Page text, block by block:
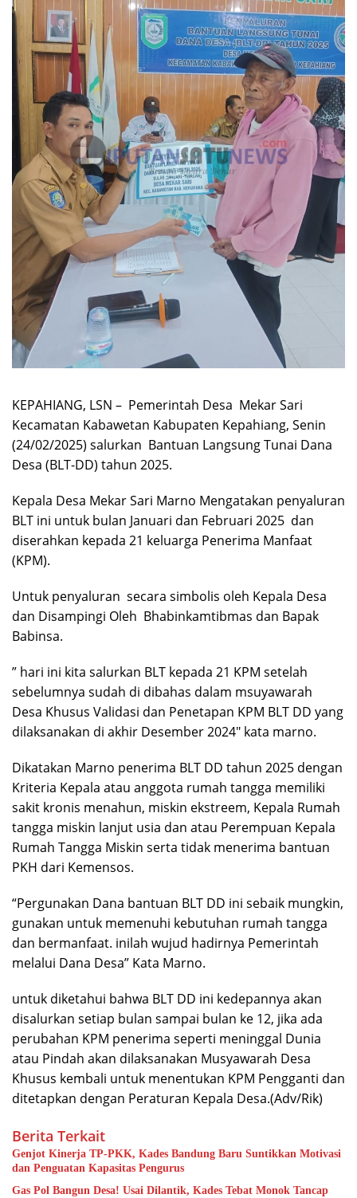
KEPAHIANG, LSN – Pemerintah Desa Mekar Sari
Kecamatan Kabawetan Kabupaten Kepahiang, Senin
(24/02/2025) salurkan Bantuan Langsung Tunai Dana
Desa (BLT-DD) tahun 2025.
Kepala Desa Mekar Sari Marno Mengatakan penyaluran
BLT ini untuk bulan Januari dan Februari 2025 dan
diserahkan kepada 21 keluarga Penerima Manfaat
(KPM).
Untuk penyaluran secara simbolis oleh Kepala Desa
dan Disampingi Oleh Bhabinkamtibmas dan Bapak
Babinsa.
” hari ini kita salurkan BLT kepada 21 KPM setelah
sebelumnya sudah di dibahas dalam msuyawarah
Desa Khusus Validasi dan Penetapan KPM BLT DD yang
dilaksanakan di akhir Desember 2024″ kata marno.
Dikatakan Marno penerima BLT DD tahun 2025 dengan
Kriteria Kepala atau anggota rumah tangga memiliki
sakit kronis menahun, miskin ekstreem, Kepala Rumah
tangga miskin lanjut usia dan atau Perempuan Kepala
Rumah Tangga Miskin serta tidak menerima bantuan
PKH dari Kemensos.
“Pergunakan Dana bantuan BLT DD ini sebaik mungkin,
gunakan untuk memenuhi kebutuhan rumah tangga
dan bermanfaat. inilah wujud hadirnya Pemerintah
melalui Dana Desa” Kata Marno.
untuk diketahui bahwa BLT DD ini kedepannya akan
disalurkan setiap bulan sampai bulan ke 12, jika ada
perubahan KPM penerima seperti meninggal Dunia
atau Pindah akan dilaksanakan Musyawarah Desa
Khusus kembali untuk menentukan KPM Pengganti dan
ditetapkan dengan Peraturan Kepala Desa.(Adv/Rik)
Berita Terkait
Genjot Kinerja TP-PKK, Kades Bandung Baru Suntikkan Motivasi
dan Penguatan Kapasitas Pengurus
Gas Pol Bangun Desa! Usai Dilantik, Kades Tebat Monok Tancap